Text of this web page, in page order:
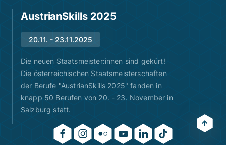
AustrianSkills 2025
20.11. - 23.11.2025
Die neuen Staatsmeister:innen sind gekürt!
Die österreichischen Staatsmeisterschaften
der Berufe "AustrianSkills 2025" fanden in
knapp 50 Berufen von 20. - 23. November in
Salzburg statt.